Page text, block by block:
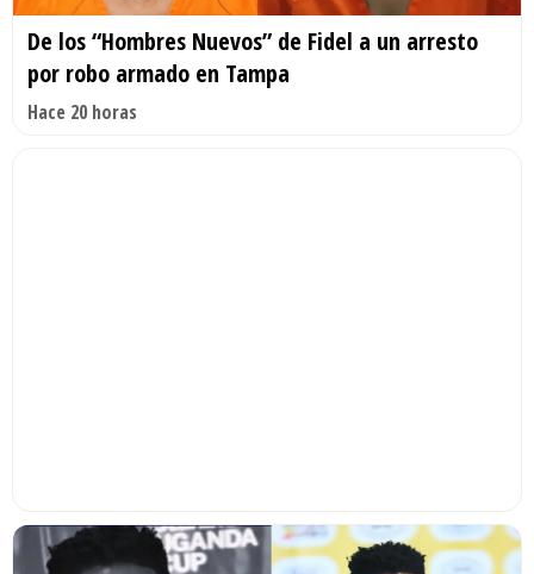
De los “Hombres Nuevos” de Fidel a un arresto
por robo armado en Tampa
Hace 20 horas